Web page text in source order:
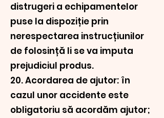
distrugeri a echipamentelor
puse la dispoziție prin
nerespectarea instrucțiunilor
de folosință li se va imputa
prejudiciul produs.
20. Acordarea de ajutor: în
cazul unor accidente este
obligatoriu să acordăm ajutor;